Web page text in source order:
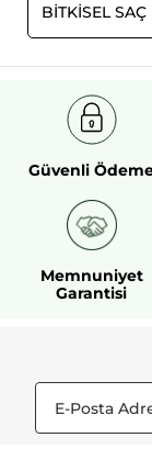
BITKISEL
Güvenli
Memnuniyet
Garantisi